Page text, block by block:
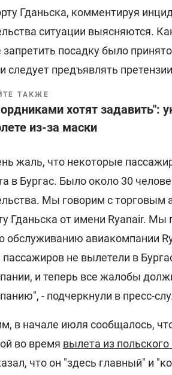
Гданьска, комментируя
ситуации выясняются.
посадку было
следует предъявлять
ТАКЖЕ
хотят задавить":
из-за маски
жаль, что некоторые
в Бургас. Было около 30
Мы говорим с торговым
Гданьска от имени Ryanair.
обслуживанию авиакомпании
пассажиров не вылетели в
и теперь все жалобы
- подчеркнули в пресс-
в начале июля сообщалось,
во время вылета из
что он "здесь главный" и